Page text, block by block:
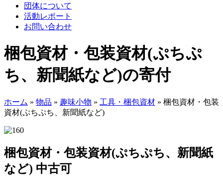
団体について
活動レポート
お問い合わせ
梱包資材・包装資材(ぷちぷ
ち、新聞紙など)の寄付
ホーム » 物品 » 趣味小物 » 工具・梱包資材 » 梱包資材・包装
資材(ぷちぷち、新聞紙など)
梱包資材・包装資材(ぷちぷち、新聞紙
など) 中古可